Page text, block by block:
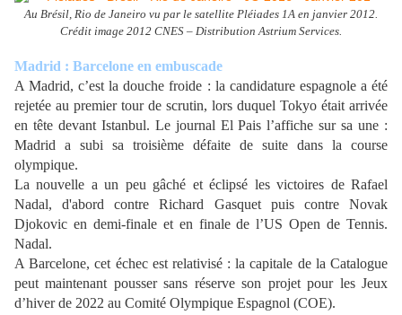
Au Brésil, Rio de Janeiro vu par le satellite Pléiades 1A en janvier 2012.
Crédit image 2012 CNES – Distribution Astrium Services.
Madrid : Barcelone en embuscade
A Madrid, c’est la douche froide : la candidature espagnole a été
rejetée au premier tour de scrutin, lors duquel Tokyo était arrivée
en tête devant Istanbul. Le journal El Pais l’affiche sur sa une :
Madrid a subi sa troisième défaite de suite dans la course
olympique.
La nouvelle a un peu gâché et éclipsé les victoires de Rafael
Nadal, d'abord contre Richard Gasquet puis contre
Novak
Djokovic en demi-finale et en finale de l’US Open de Tennis.
Nadal.
A Barcelone, cet échec est relativisé : la capitale de la Catalogue
peut maintenant pousser sans réserve son projet pour les Jeux
d’hiver de 2022 au Comité Olympique Espagnol (COE).